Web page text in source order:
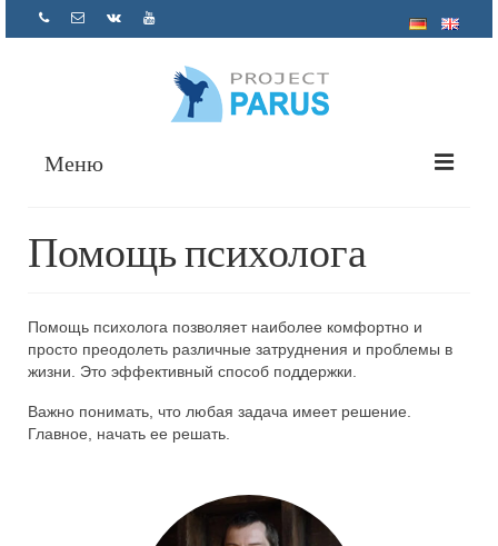
Меню
Проекты
Как помочь
Отчетность
Помощь психолога
Помощь психолога позволяет наиболее комфортно и
просто преодолеть различные затруднения и проблемы в
жизни. Это эффективный способ поддержки.
Важно понимать, что любая задача имеет решение.
Главное, начать ее решать.